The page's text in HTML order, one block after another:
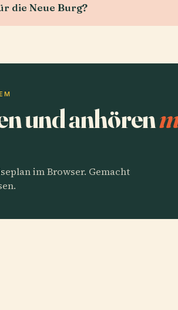
die Neue Burg?
und anhören
im Browser. Gemacht